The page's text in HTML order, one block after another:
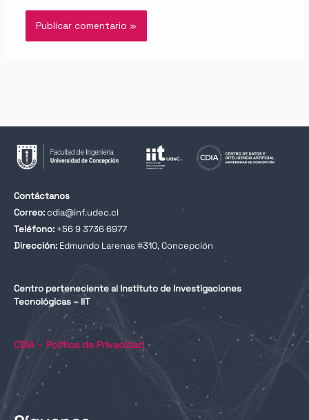
Contáctanos
Correo:cdia@inf.udec.cl
Teléfono: +56 9 3736 6977
Dirección: Edmundo Larenas #310, Concepción
Centro perteneciente al Instituto de Investigaciones
Tecnológicas – IIT
CDIA – Política de Privacidad